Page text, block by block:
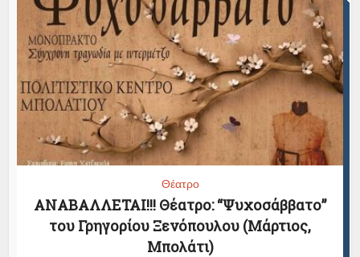
Θέατρο
ΑΝΑΒΑΛΛΕΤΑΙ!!! Θέατρο: “Ψυχοσάββατο”
του Γρηγορίου Ξενόπουλου (Μάρτιος,
Μπολάτι)